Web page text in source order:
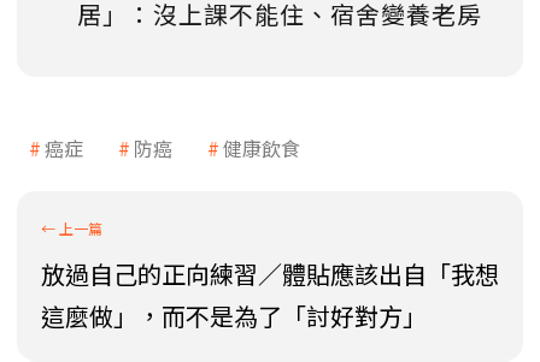
居」：沒上課不能住、宿舍變養老房
癌症 防癌 健康飲食
放過自己的正向練習／體貼應該出自「我想
這麼做」，而不是為了「討好對方」